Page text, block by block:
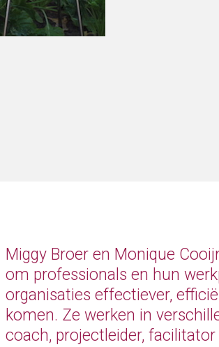
Miggy Broer en Monique
om professionals en hun
organisaties effectiever,
komen. Ze werken in
coach, projectleider,